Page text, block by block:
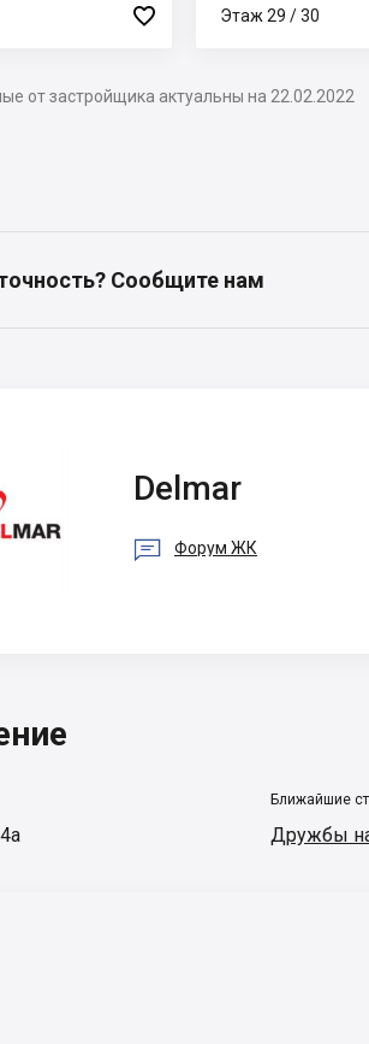
 Этаж 29 / 30
от застройщика актуальны на 22.02.2022
Сообщите нам
Delmar
 Форум ЖК
Ближайшие
Дружбы